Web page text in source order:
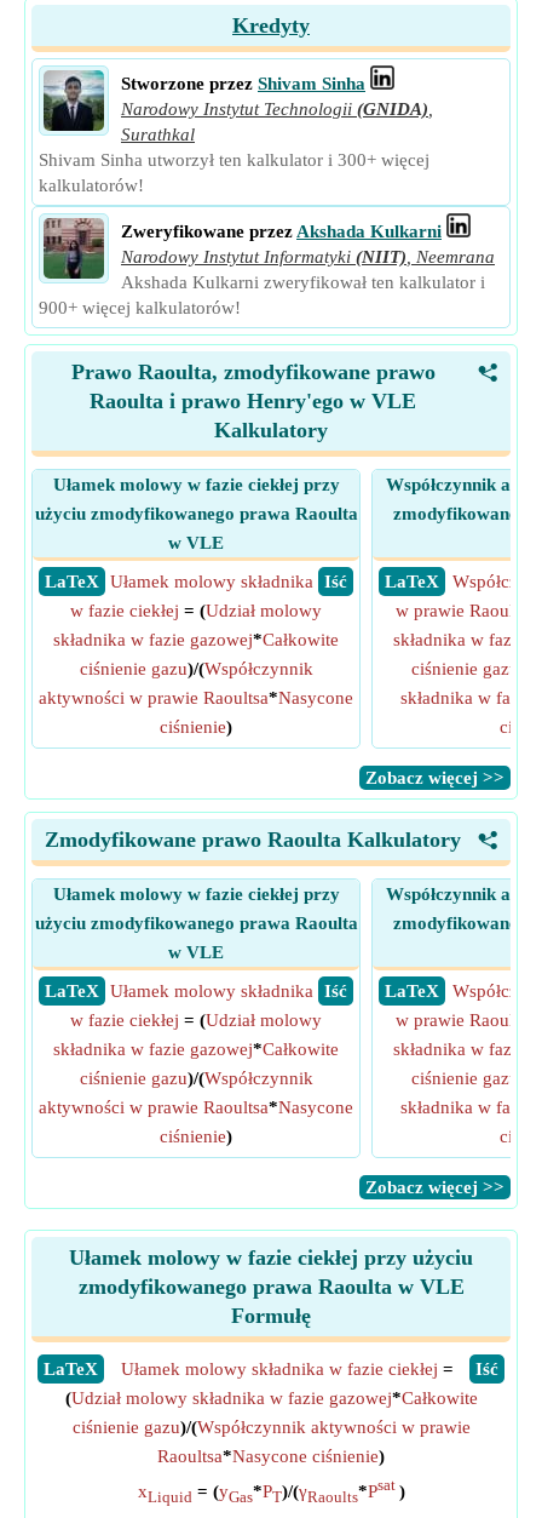
Kredyty
Stworzone przez Shivam Sinha
Narodowy Instytut Technologii (GNIDA)
Surathkal
Shivam Sinha utworzył ten kalkulator i 300+ więcej
kalkulatorów!
Zweryfikowane przez Akshada Kulkarni
Narodowy Instytut Informatyki (NIIT)
Neemrana
Akshada Kulkarni zweryfikował ten kalkulator i
900+ więcej kalkulatorów!
<
Prawo Raoulta, zmodyfikowane prawo
Raoulta i prawo Henry'ego w VLE
Kalkulatory
Ułamek molowy w fazie ciekłej przy
użyciu zmodyfikowanego prawa Raoulta
w VLE
​ LaTeX
​ Iść
Ułamek molowy składnika
w fazie ciekłej = (Udział molowy
składnika w fazie gazowej*Całkowite
ciśnienie gazu)/(Współczynnik
aktywności w prawie Raoultsa*Nasycone
ciśnienie)
Współczynnik
​ LaTeX
w prawie Raoultsa
składnika w fazie
ciśnienie gazu
składnika w fazie
​Zobacz więcej >>
<
Zmodyfikowane prawo Raoulta Kalkulatory
Ułamek molowy w fazie ciekłej przy
użyciu zmodyfikowanego prawa Raoulta
w VLE
​ LaTeX
​ Iść
Ułamek molowy składnika
w fazie ciekłej = (Udział molowy
składnika w fazie gazowej*Całkowite
ciśnienie gazu)/(Współczynnik
aktywności w prawie Raoultsa*Nasycone
ciśnienie)
Współczynnik
​ LaTeX
w prawie Raoultsa
składnika w fazie
ciśnienie gazu
składnika w fazie
​Zobacz więcej >>
Ułamek molowy w fazie ciekłej przy użyciu
zmodyfikowanego prawa Raoulta w VLE
Formułę
​LaTeX ​Iść
Ułamek molowy składnika w fazie ciekłej =
(Udział molowy składnika w fazie gazowej*Całkowite
ciśnienie gazu)/(Współczynnik aktywności w prawie
Raoultsa*Nasycone ciśnienie)
xLiquid = (yGas*PT)/(γRaoults*Psat )